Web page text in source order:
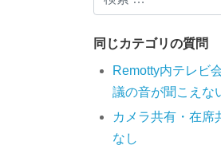
同じカテゴリの質問
Remotty内テレビ
議の音が聞こえな
カメラ共有・在席
なし